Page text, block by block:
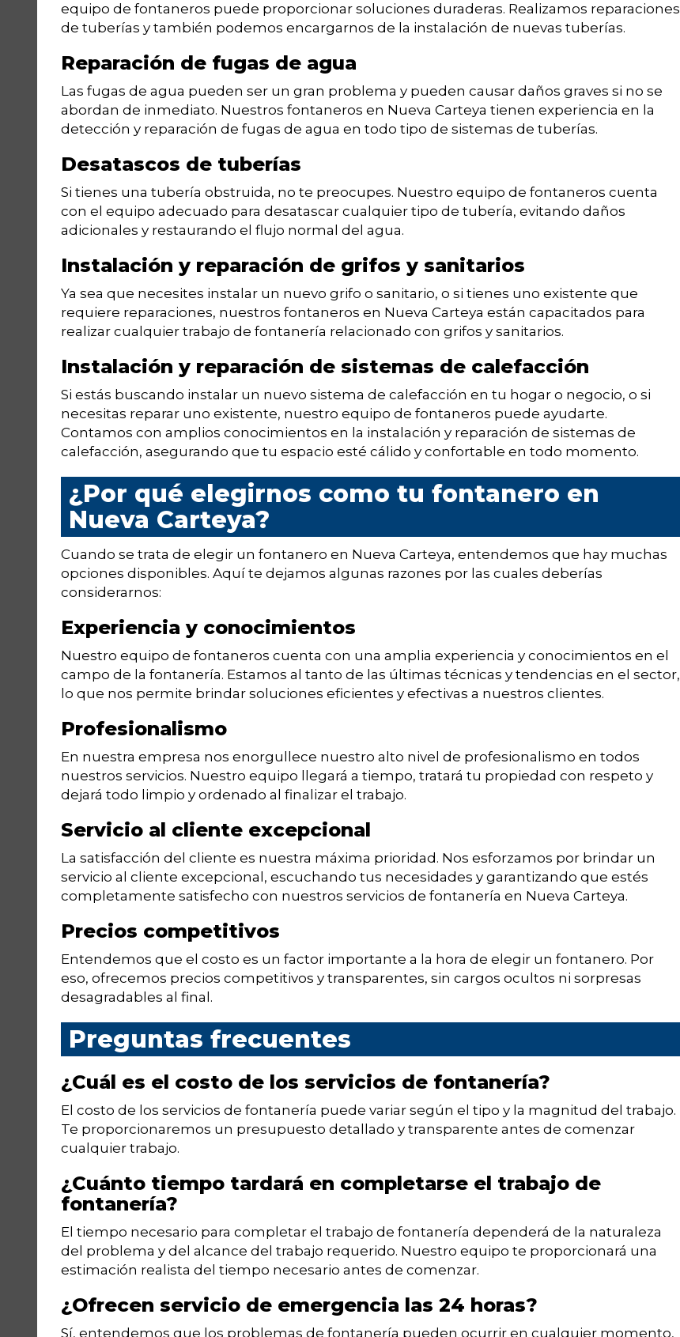
equipo de fontaneros puede proporcionar soluciones duraderas. Realizamos reparaciones
de tuberías y también podemos encargarnos de la instalación de nuevas tuberías.
Reparación de fugas de agua
Las fugas de agua pueden ser un gran problema y pueden causar daños graves si no se
abordan de inmediato. Nuestros fontaneros en Nueva Carteya tienen experiencia en la
detección y reparación de fugas de agua en todo tipo de sistemas de tuberías.
Desatascos de tuberías
Si tienes una tubería obstruida, no te preocupes. Nuestro equipo de fontaneros cuenta
con el equipo adecuado para desatascar cualquier tipo de tubería, evitando daños
adicionales y restaurando el flujo normal del agua.
Instalación y reparación de grifos y sanitarios
Ya sea que necesites instalar un nuevo grifo o sanitario, o si tienes uno existente que
requiere reparaciones, nuestros fontaneros en Nueva Carteya están capacitados para
realizar cualquier trabajo de fontanería relacionado con grifos y sanitarios.
Instalación y reparación de sistemas de calefacción
Si estás buscando instalar un nuevo sistema de calefacción en tu hogar o negocio, o si
necesitas reparar uno existente, nuestro equipo de fontaneros puede ayudarte.
Contamos con amplios conocimientos en la instalación y reparación de sistemas de
calefacción, asegurando que tu espacio esté cálido y confortable en todo momento.
¿Por qué elegirnos como tu fontanero en
Nueva Carteya?
Cuando se trata de elegir un fontanero en Nueva Carteya, entendemos que hay muchas
opciones disponibles. Aquí te dejamos algunas razones por las cuales deberías
considerarnos:
Experiencia y conocimientos
Nuestro equipo de fontaneros cuenta con una amplia experiencia y conocimientos en el
campo de la fontanería. Estamos al tanto de las últimas técnicas y tendencias en el sector,
lo que nos permite brindar soluciones eficientes y efectivas a nuestros clientes.
Profesionalismo
En nuestra empresa nos enorgullece nuestro alto nivel de profesionalismo en todos
nuestros servicios. Nuestro equipo llegará a tiempo, tratará tu propiedad con respeto y
dejará todo limpio y ordenado al finalizar el trabajo.
Servicio al cliente excepcional
La satisfacción del cliente es nuestra máxima prioridad. Nos esforzamos por brindar un
servicio al cliente excepcional, escuchando tus necesidades y garantizando que estés
completamente satisfecho con nuestros servicios de fontanería en Nueva Carteya.
Precios competitivos
Entendemos que el costo es un factor importante a la hora de elegir un fontanero. Por
eso, ofrecemos precios competitivos y transparentes, sin cargos ocultos ni sorpresas
desagradables al final.
Preguntas frecuentes
¿Cuál es el costo de los servicios de fontanería?
El costo de los servicios de fontanería puede variar según el tipo y la magnitud del trabajo.
Te proporcionaremos un presupuesto detallado y transparente antes de comenzar
cualquier trabajo.
¿Cuánto tiempo tardará en completarse el trabajo de
fontanería?
El tiempo necesario para completar el trabajo de fontanería dependerá de la naturaleza
del problema y del alcance del trabajo requerido. Nuestro equipo te proporcionará una
estimación realista del tiempo necesario antes de comenzar.
¿Ofrecen servicio de emergencia las 24 horas?
Sí, entendemos que los problemas de fontanería pueden ocurrir en cualquier momento,